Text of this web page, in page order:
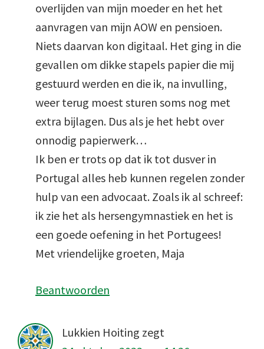
overlijden van mijn moeder en het het
aanvragen van mijn AOW en pensioen.
Niets daarvan kon digitaal. Het ging in die
gevallen om dikke stapels papier die mij
gestuurd werden en die ik, na invulling,
weer terug moest sturen soms nog met
extra bijlagen. Dus als je het hebt over
onnodig papierwerk…
Ik ben er trots op dat ik tot dusver in
Portugal alles heb kunnen regelen zonder
hulp van een advocaat. Zoals ik al schreef:
ik zie het als hersengymnastiek en het is
een goede oefening in het Portugees!
Met vriendelijke groeten, Maja
Beantwoorden
Lukkien Hoiting zegt